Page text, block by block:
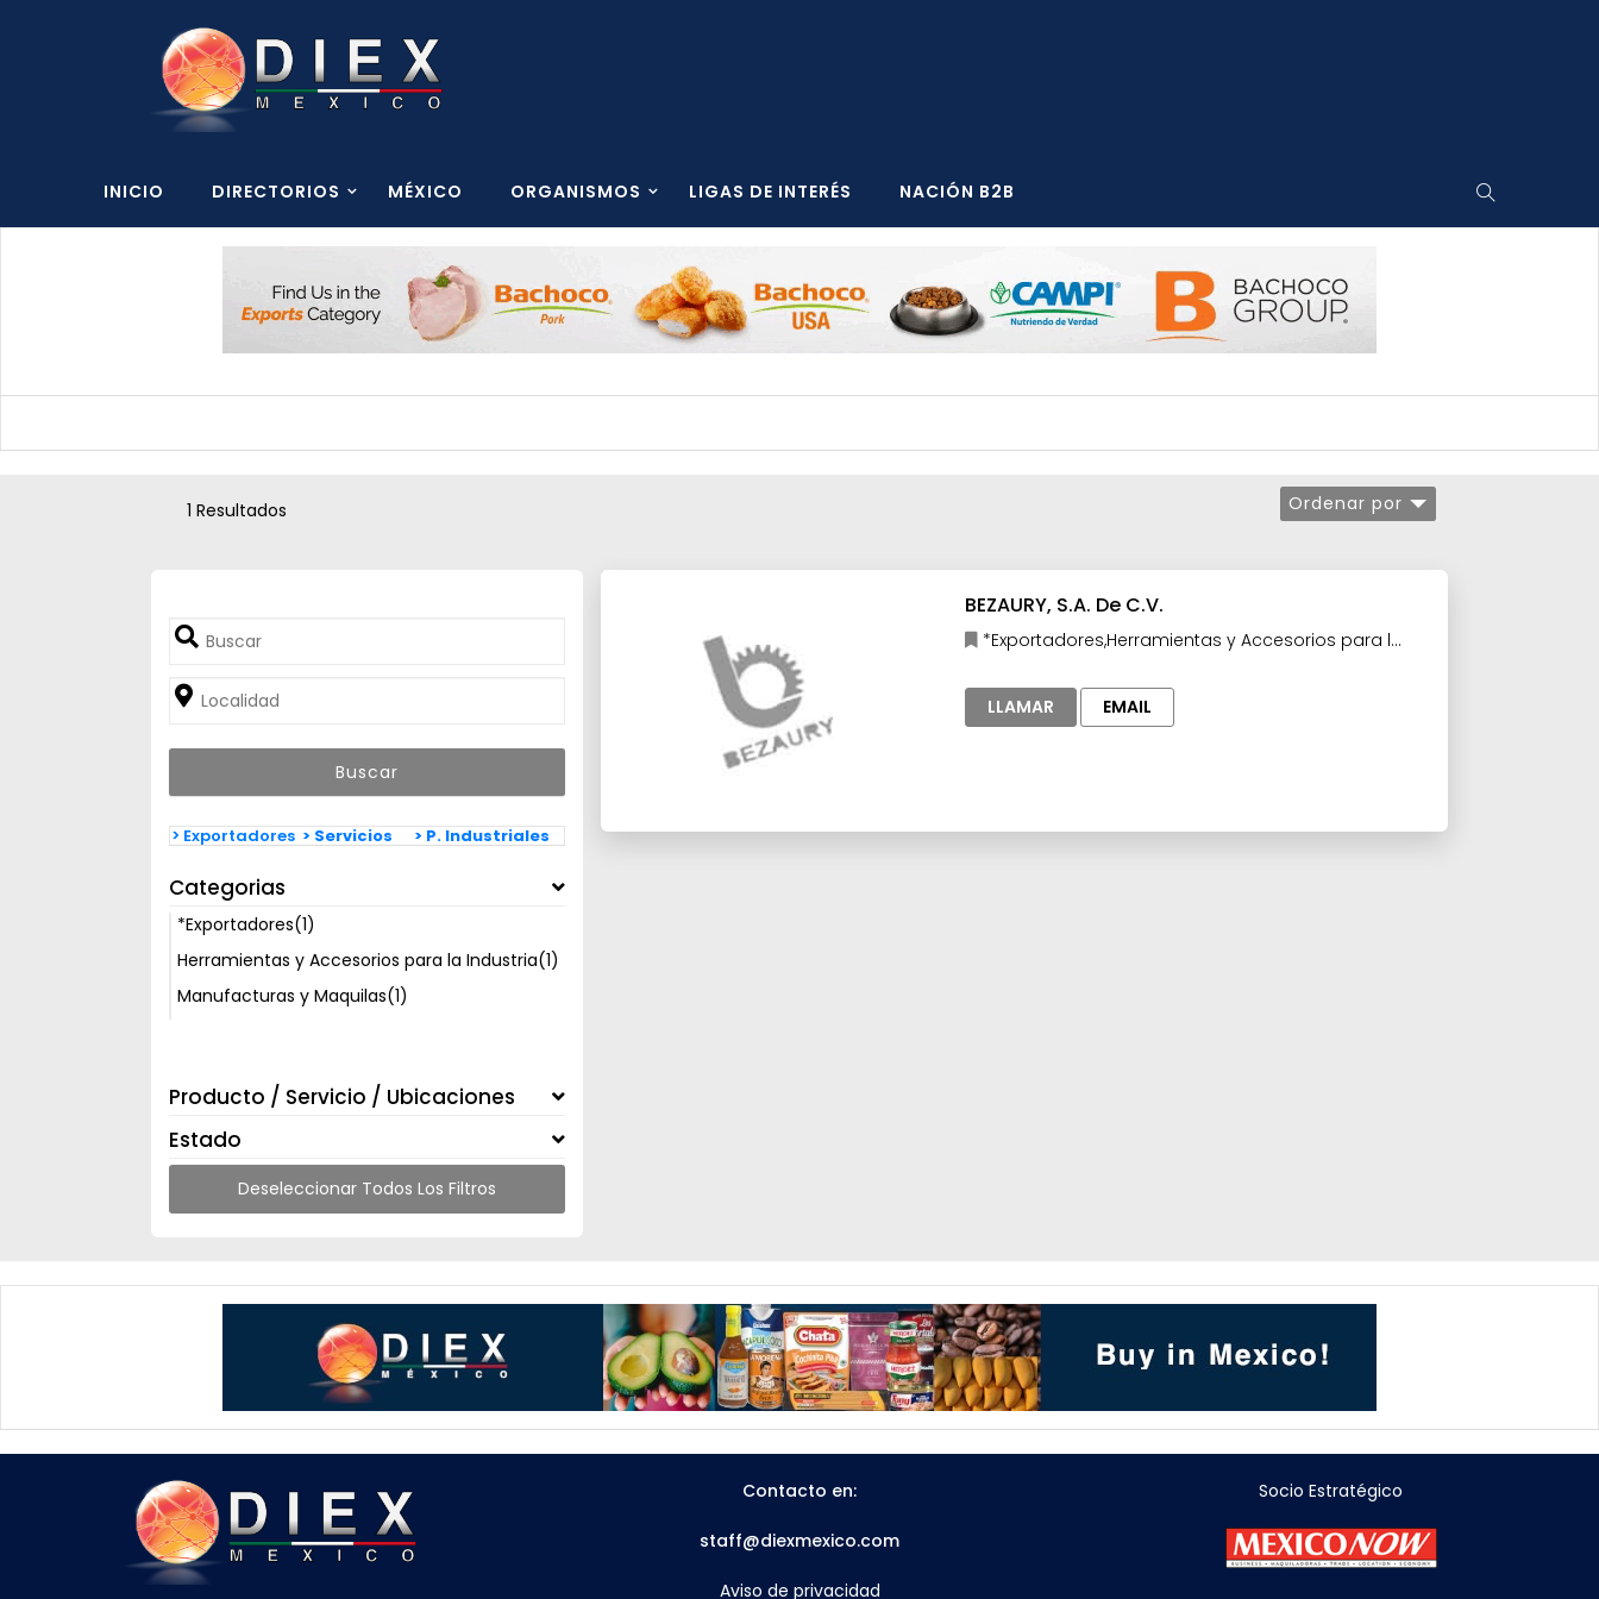
INICIO DIRECTORIOS MÉXICO ORGANISMOS LIGAS DE INTERÉS NACIÓN B2B
> Exportadores > Servicios > P. Industriales
Categorias
*Exportadores(1)
Herramientas y Accesorios para la Industria(1)
Manufacturas y Maquilas(1)
Producto / Servicio / Ubicaciones
Estado
1 Resultados Ordenar por
Deseleccionar Todos Los Filtros
BEZAURY, S.A. De C.V.
*Exportadores,Herramientas y Accesorios para la
LLAMAR
EMAIL
Contacto en:
staff@diexmexico.com
Aviso de privacidad
Socio Estratégico